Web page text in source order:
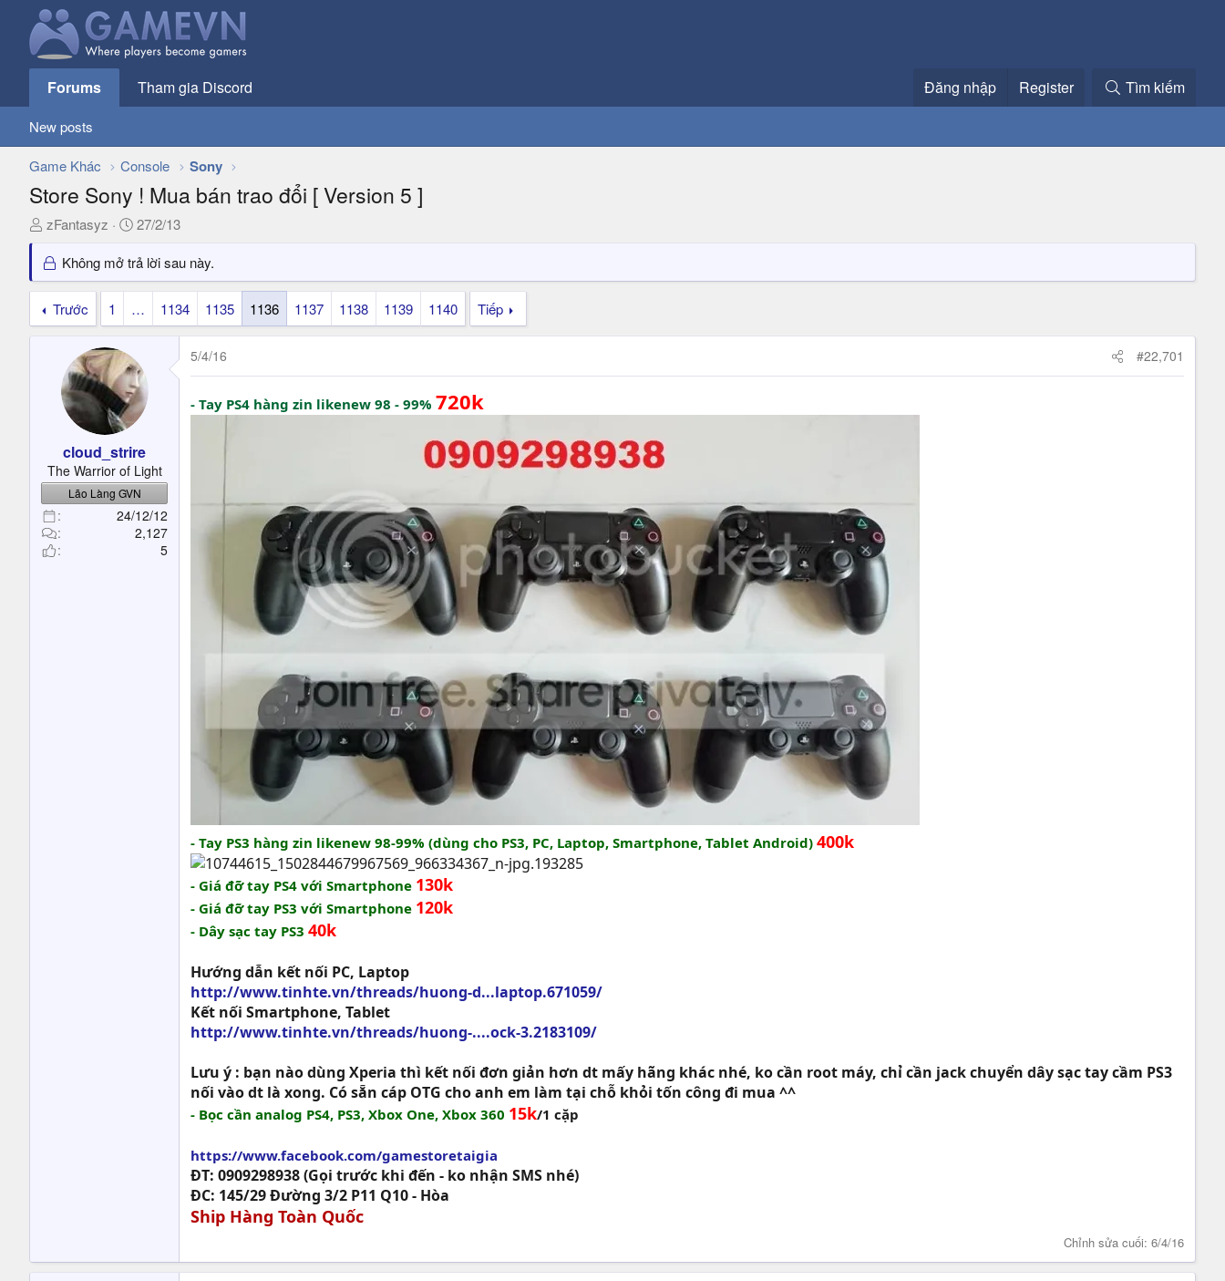
Forums Tham gia Discord Đăng nhập Register Tìm kiếm
New posts
Game Khác Console Sony
Store Sony ! Mua bán trao đổi [ Version 5 ]
T
r
e
zFantasyz
N
à
y
ử
27/2/13
Không mở trả lời sau này.
Trước 1 … 1134 1135 1136 1137 1138 1139 1140 Tiếp
cloud_strire
The Warrior of Light
Lão Làng GVN
24/12/12
2,127
5
5/4/16 #22,701
- Tay PS4 hàng zin likenew 98 - 99% 720k
- Tay PS3 hàng zin likenew 98-99% (dùng cho PS3, PC, Laptop, Smartphone, Tablet Android) 400k
- Giá đỡ tay PS4 với Smartphone 130k
- Giá đỡ tay PS3 với Smartphone 120k
- Dây sạc tay PS3 40k
Hướng dẫn kết nối PC, Laptop
http://www.tinhte.vn/threads/huong-d...laptop.671059/
Kết nối Smartphone, Tablet
http://www.tinhte.vn/threads/huong-....ock-3.2183109/
Lưu ý : bạn nào dùng Xperia thì kết nối đơn giản hơn dt mấy hãng khác nhé, ko cần root máy, chỉ cần jack chuyển dây sạc tay cầm PS3
nối vào dt là xong. Có sẵn cáp OTG cho anh em làm tại chỗ khỏi tốn công đi mua ^^
- Bọc cần analog PS4, PS3, Xbox One, Xbox 360 15k/1 cặp
https://www.facebook.com/gamestoretaigia
ĐT: 0909298938 (Gọi trước khi đến - ko nhận SMS nhé)
ĐC: 145/29 Đường 3/2 P11 Q10 - Hòa
Ship Hàng Toàn Quốc
Chỉnh sửa cuối: 6/4/16